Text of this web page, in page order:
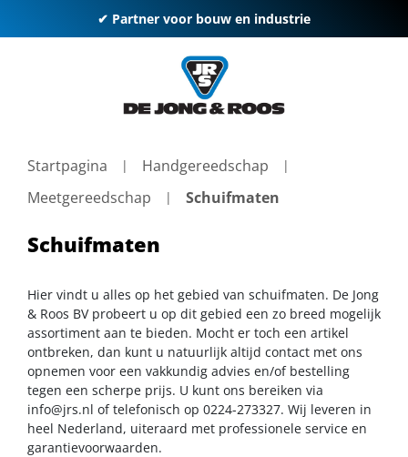
✔ Partner voor bouw en industrie
Startpagina
Handgereedschap
Meetgereedschap
Schuifmaten
Schuifmaten
Hier vindt u alles op het gebied van schuifmaten. De Jong
& Roos BV probeert u op dit gebied een zo breed mogelijk
assortiment aan te bieden. Mocht er toch een artikel
ontbreken, dan kunt u natuurlijk altijd contact met ons
opnemen voor een vakkundig advies en/of bestelling
tegen een scherpe prijs. U kunt ons bereiken via
info@jrs.nl of telefonisch op 0224-273327. Wij leveren in
heel Nederland, uiteraard met professionele service en
garantievoorwaarden.